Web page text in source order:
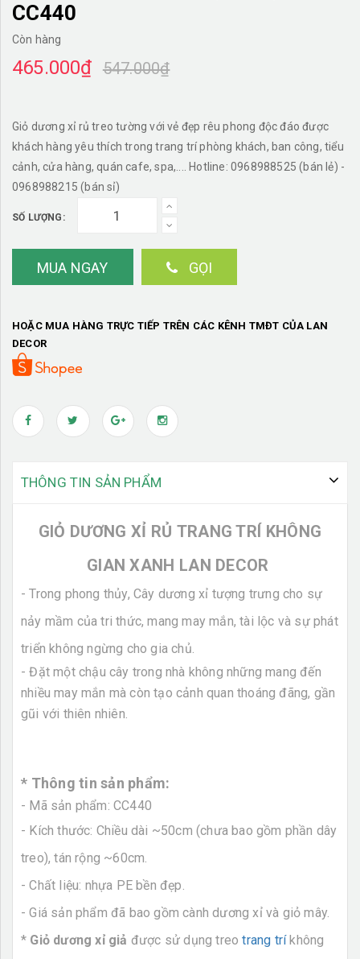
CC440
Còn hàng
465.000₫ 547.000₫
Giỏ dương xỉ rủ treo tường với vẻ đẹp rêu phong độc đáo được
khách hàng yêu thích trong trang trí phòng khách, ban công, tiểu
cảnh, cửa hàng, quán cafe, spa,.... Hotline: 0968988525 (bán lẻ) -
0968988215 (bán sỉ)
SỐ LƯỢNG:
MUA NGAY GỌI
HOẶC MUA HÀNG TRỰC TIẾP TRÊN CÁC KÊNH TMĐT CỦA LAN
DECOR
THÔNG TIN SẢN PHẨM
GIỎ DƯƠNG XỈ RỦ TRANG TRÍ KHÔNG
GIAN XANH LAN DECOR
- Trong phong thủy, Cây dương xỉ tượng trưng cho sự
nảy mầm của tri thức, mang may mắn, tài lộc và sự phát
triển không ngừng cho gia chủ.
- Đặt một chậu cây trong nhà không những mang đến
nhiều may mắn mà còn tạo cảnh quan thoáng đãng, gần
gũi với thiên nhiên.
* Thông tin sản phẩm:
- Mã sản phẩm: CC440
- Kích thước: Chiều dài ~50cm (chưa bao gồm phần dây
treo), tán rộng ~60cm.
- Chất liệu: nhựa PE bền đẹp.
- Giá sản phẩm đã bao gồm cành dương xỉ và giỏ mây.
* Giỏ dương xỉ giả được sử dụng treotrang tríkhông